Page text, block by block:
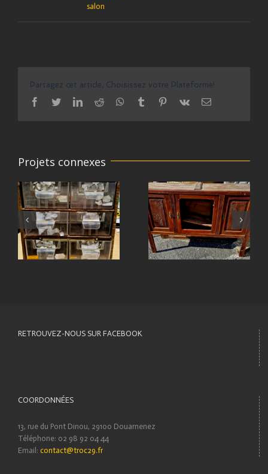
salon
Partagez cet article, Choisissez votre Plateforme!
facebook
twitterlinkedinreddit whatsapptumblr pinterest
vk Email
Projets connexes
RETROUVEZ-NOUS SUR FACEBOOK
COORDONNÉES
13, rue du Pont Dinou, 29100 Douarnenez
Téléphone: 02 98 92 04 44
Email: contact@troc29.fr